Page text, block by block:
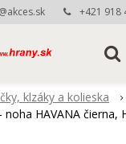
+421 918
klzáky a kolieska
HAVANA čierna,